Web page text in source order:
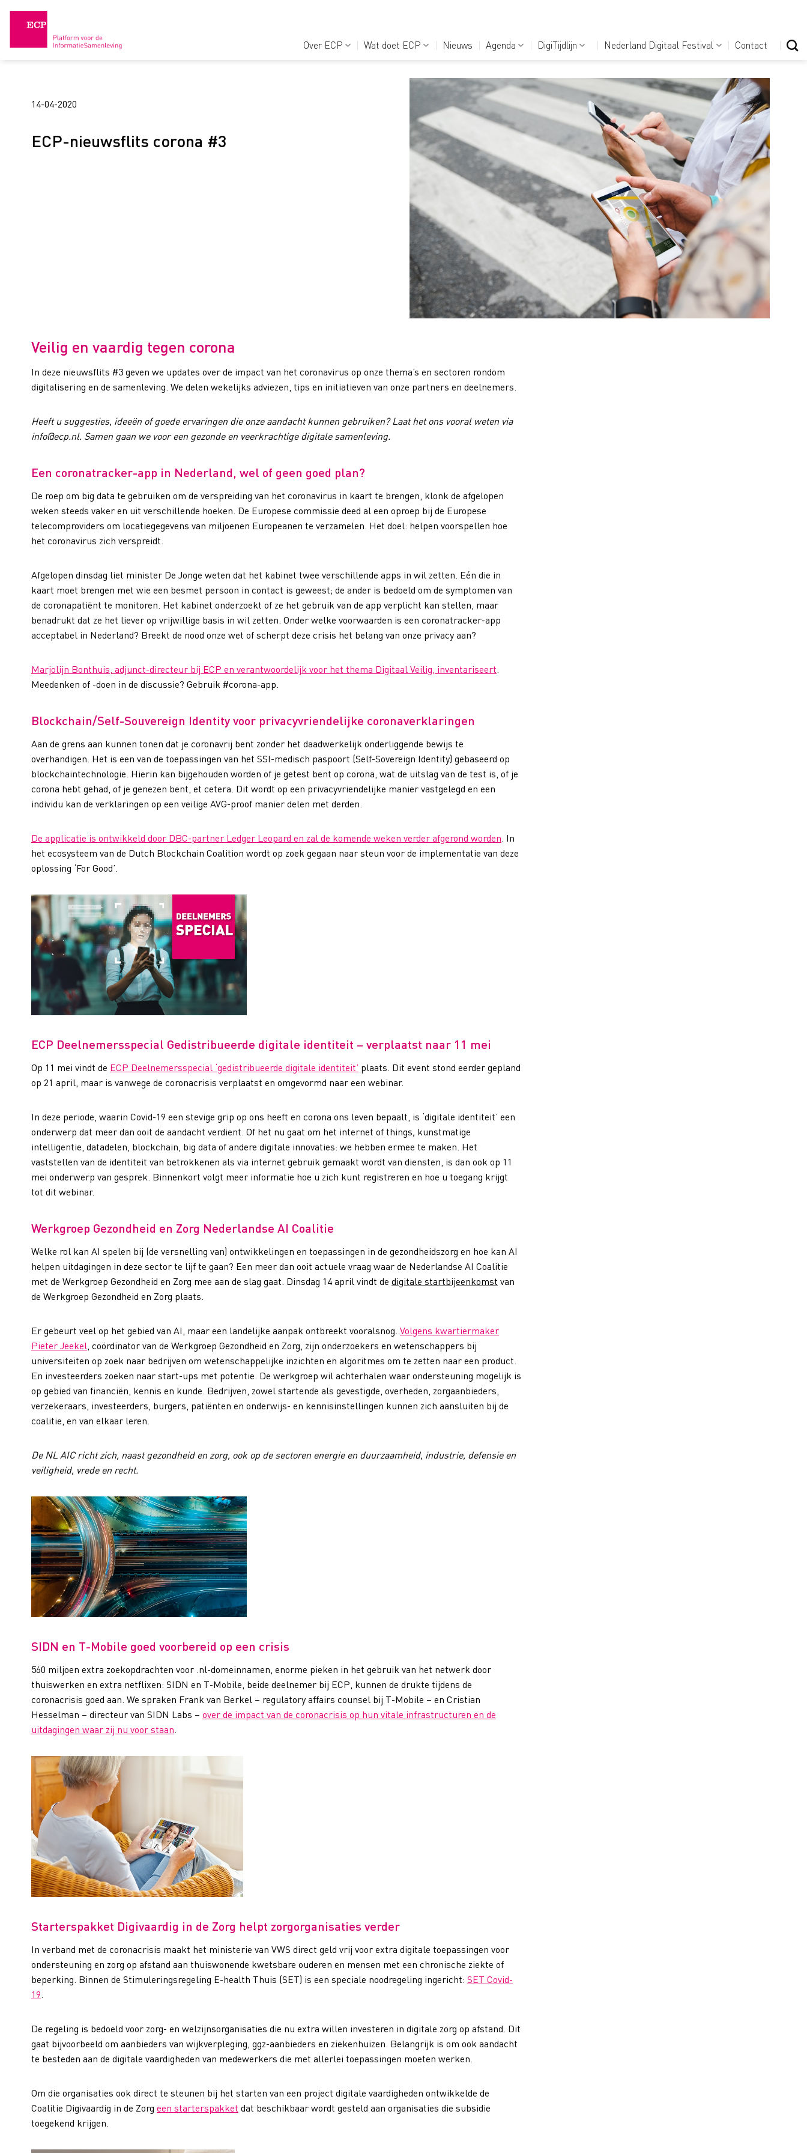
Over ECP Wat doet ECP Nieuws Agenda DigiTijdlijn Nederland Digitaal Festival Contact
14-04-2020
ECP-nieuwsflits corona #3
Veilig en vaardig tegen corona
In deze nieuwsflits #3 geven we updates over de impact van het coronavirus op onze thema’s en sectoren rondom
digitalisering en de samenleving. We delen wekelijks adviezen, tips en initiatieven van onze partners en deelnemers.
Heeft u suggesties, ideeën of goede ervaringen die onze aandacht kunnen gebruiken? Laat het ons vooral weten via
info@ecp.nl. Samen gaan we voor een gezonde en veerkrachtige digitale samenleving.
Een coronatracker-app in Nederland, wel of geen goed plan?
De roep om big data te gebruiken om de verspreiding van het coronavirus in kaart te brengen, klonk de afgelopen
weken steeds vaker en uit verschillende hoeken. De Europese commissie deed al een oproep bij de Europese
telecomproviders om locatiegegevens van miljoenen Europeanen te verzamelen. Het doel: helpen voorspellen hoe
het coronavirus zich verspreidt.
Afgelopen dinsdag liet minister De Jonge weten dat het kabinet twee verschillende apps in wil zetten. Eén die in
kaart moet brengen met wie een besmet persoon in contact is geweest; de ander is bedoeld om de symptomen van
de coronapatiënt te monitoren. Het kabinet onderzoekt of ze het gebruik van de app verplicht kan stellen, maar
benadrukt dat ze het liever op vrijwillige basis in wil zetten. Onder welke voorwaarden is een coronatracker-app
acceptabel in Nederland? Breekt de nood onze wet of scherpt deze crisis het belang van onze privacy aan?
Marjolijn Bonthuis, adjunct-directeur bij ECP en verantwoordelijk voor het thema Digitaal Veilig, inventariseert
Meedenken of -doen in de discussie? Gebruik #corona-app.
Blockchain/Self-Souvereign Identity voor privacyvriendelijke coronaverklaringen
Aan de grens aan kunnen tonen dat je coronavrij bent zonder het daadwerkelijk onderliggende bewijs te
overhandigen. Het is een van de toepassingen van het SSI-medisch paspoort (Self-Sovereign Identity) gebaseerd op
blockchaintechnologie. Hierin kan bijgehouden worden of je getest bent op corona, wat de uitslag van de test is, of je
corona hebt gehad, of je genezen bent, et cetera. Dit wordt op een privacyvriendelijke manier vastgelegd en een
individu kan de verklaringen op een veilige AVG-proof manier delen met derden.
De applicatie is ontwikkeld door DBC-partner Ledger Leopard en zal de komende weken verder afgerond worden . In
het ecosysteem van de Dutch Blockchain Coalition wordt op zoek gegaan naar steun voor de implementatie van deze
oplossing ‘For Good’.
ECP Deelnemersspecial Gedistribueerde digitale identiteit – verplaatst naar 11 mei
Op 11 mei vindt de ECP Deelnemersspecial ‘gedistribueerde digitale identiteit’ plaats. Dit event stond eerder gepland
op 21 april, maar is vanwege de coronacrisis verplaatst en omgevormd naar een webinar.
In deze periode, waarin Covid-19 een stevige grip op ons heeft en corona ons leven bepaalt, is ‘digitale identiteit’ een
onderwerp dat meer dan ooit de aandacht verdient. Of het nu gaat om het internet of things, kunstmatige
intelligentie, datadelen, blockchain, big data of andere digitale innovaties: we hebben ermee te maken. Het
vaststellen van de identiteit van betrokkenen als via internet gebruik gemaakt wordt van diensten, is dan ook op 11
mei onderwerp van gesprek. Binnenkort volgt meer informatie hoe u zich kunt registreren en hoe u toegang krijgt
tot dit webinar.
Werkgroep Gezondheid en Zorg Nederlandse AI Coalitie
Welke rol kan AI spelen bij (de versnelling van) ontwikkelingen en toepassingen in de gezondheidszorg en hoe kan AI
helpen uitdagingen in deze sector te lijf te gaan? Een meer dan ooit actuele vraag waar de Nederlandse AI Coalitie
met de Werkgroep Gezondheid en Zorg mee aan de slag gaat. Dinsdag 14 april vindt de digitale startbijeenkomst van
de Werkgroep Gezondheid en Zorg plaats.
Er gebeurt veel op het gebied van AI, maar een landelijke aanpak ontbreekt vooralsnog. Volgens kwartiermaker
Pieter Jeekel, coördinator van de Werkgroep Gezondheid en Zorg, zijn onderzoekers en wetenschappers bij
universiteiten op zoek naar bedrijven om wetenschappelijke inzichten en algoritmes om te zetten naar een product.
En investeerders zoeken naar start-ups met potentie. De werkgroep wil achterhalen waar ondersteuning mogelijk is
op gebied van financiën, kennis en kunde. Bedrijven, zowel startende als gevestigde, overheden, zorgaanbieders,
verzekeraars, investeerders, burgers, patiënten en onderwijs- en kennisinstellingen kunnen zich aansluiten bij de
coalitie, en van elkaar leren.
De NL AIC richt zich, naast gezondheid en zorg, ook op de sectoren energie en duurzaamheid, industrie, defensieen
veiligheid, vrede en recht.
SIDN en T-Mobile goed voorbereid op een crisis
560 miljoen extra zoekopdrachten voor .nl-domeinnamen, enorme pieken in het gebruik van het netwerk door
thuiswerken en extra netflixen: SIDN en T-Mobile, beide deelnemer bij ECP, kunnen de drukte tijdens de
coronacrisis goed aan. We spraken Frank van Berkel – regulatory affairs counsel bij T-Mobile – en Cristian
Hesselman – directeur van SIDN Labs – over de impact van de coronacrisis op hun vitale infrastructuren en de
uitdagingen waar zij nu voor staan.
Starterspakket Digivaardig in de Zorg helpt zorgorganisaties verder
In verband met de coronacrisis maakt het ministerie van VWS direct geld vrij voor extra digitale toepassingen voor
ondersteuning en zorg op afstand aan thuiswonende kwetsbare ouderen en mensen met een chronische ziekte of
beperking. Binnen de Stimuleringsregeling E-health Thuis (SET) is een speciale noodregeling ingericht: SET Covid-
19.
De regeling is bedoeld voor zorg- en welzijnsorganisaties die nu extra willen investeren in digitale zorg op afstand. Dit
gaat bijvoorbeeld om aanbieders van wijkverpleging, ggz-aanbieders en ziekenhuizen. Belangrijk is om ook aandacht
te besteden aan de digitale vaardigheden van medewerkers die met allerlei toepassingen moeten werken.
Om die organisaties ook direct te steunen bij het starten van een project digitale vaardigheden ontwikkelde de
Coalitie Digivaardig in de Zorg een starterspakket dat beschikbaar wordt gesteld aan organisaties die subsidie
toegekend krijgen.